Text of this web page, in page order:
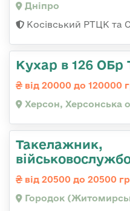
Дніпро
Косівський РТЦК та
Кухар в 126 ОБр
від 20000 до 120000
Херсон, Херсонська
Такелажник,
від 20500 до 20500
Городок